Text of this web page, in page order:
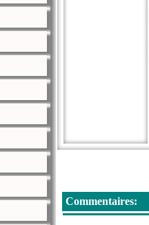
Commentaires: